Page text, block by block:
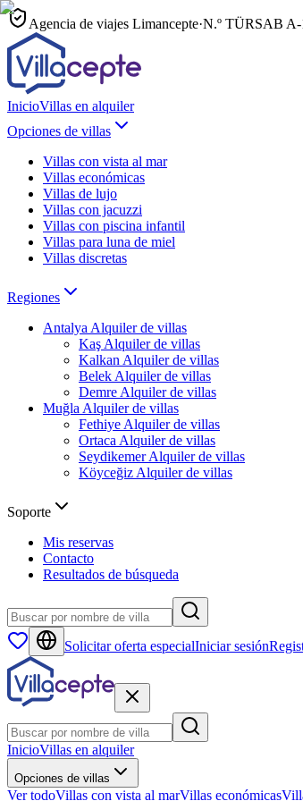
Agencia de viajes Limancepte·N.º TÜRSAB A-
InicioVillas en alquiler
Opciones de villas
Villas con vista al mar
Villas económicas
Villas de lujo
Villas con jacuzzi
Villas con piscina infantil
Villas para luna de miel
Villas discretas
Regiones
Antalya Alquiler de villas
Kaş Alquiler de villas
Kalkan Alquiler de villas
Belek Alquiler de villas
Demre Alquiler de villas
Muğla Alquiler de villas
Fethiye Alquiler de villas
Ortaca Alquiler de villas
Seydikemer Alquiler de villas
Köyceğiz Alquiler de villas
Soporte
Mis reservas
Contacto
Resultados de búsqueda
Solicitar oferta especialIniciar sesión
InicioVillas en alquiler
Opciones de villas
Ver todoVillas con vista al marVillas económicas